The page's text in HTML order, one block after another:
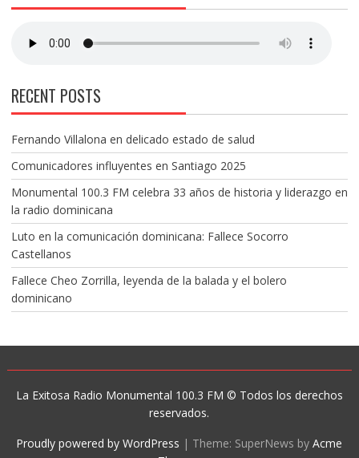
RECENT POSTS
Fernando Villalona en delicado estado de salud
Comunicadores influyentes en Santiago 2025
Monumental 100.3 FM celebra 33 años de historia y liderazgo en
la radio dominicana
Luto en la comunicación dominicana: Fallece Socorro
Castellanos
Fallece Cheo Zorrilla, leyenda de la balada y el bolero
dominicano
La Exitosa Radio Monumental 100.3 FM © Todos los derechos
reservados.
Proudly powered by WordPress | Theme: SuperNews byAcme